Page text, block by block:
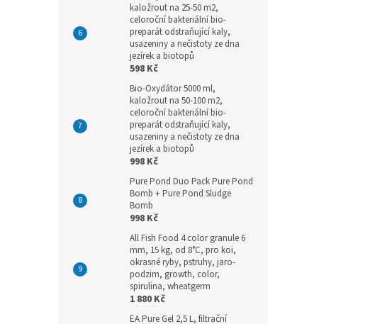
kaložrout na 25-50 m2,
celoroční bakteriální bio-
preparát odstraňující kaly,
usazeniny a nečistoty ze dna
jezírek a biotopů
598 Kč
Bio-Oxydátor 5000 ml,
kaložrout na 50-100 m2,
celoroční bakteriální bio-
preparát odstraňující kaly,
usazeniny a nečistoty ze dna
jezírek a biotopů
998 Kč
Pure Pond Duo Pack Pure Pond
Bomb + Pure Pond Sludge
Bomb
998 Kč
All Fish Food 4 color granule 6
mm, 15 kg, od 8°C, pro koi,
okrasné ryby, pstruhy, jaro-
podzim, growth, color,
spirulina, wheatgerm
1 880 Kč
EA Pure Gel 2,5 L, filtrační